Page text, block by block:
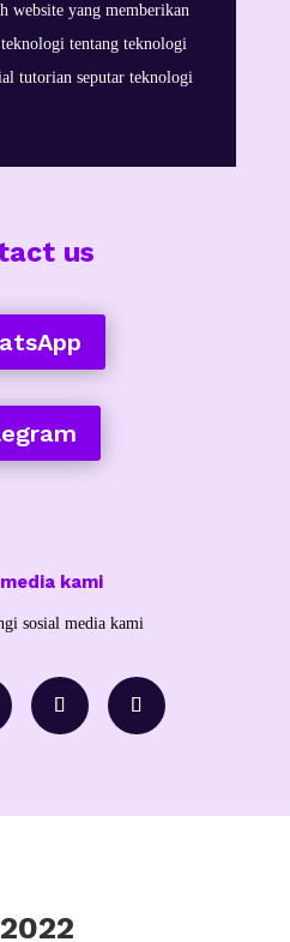
website yang memberikan
tentang teknologi
tutorian seputar teknologi
us
kami
sosial media kami